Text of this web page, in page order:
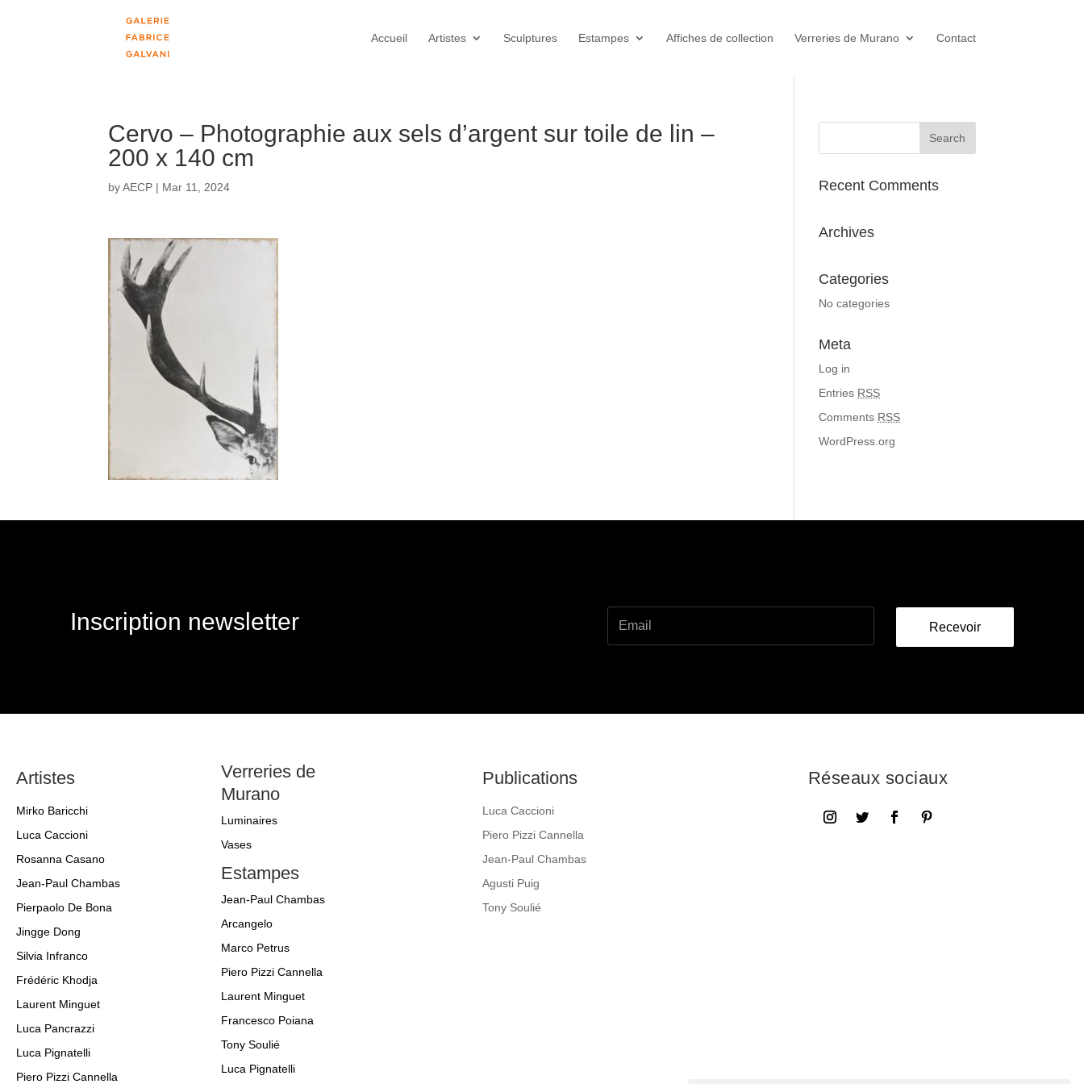
Accueil Artistes Sculptures Estampes Affiches de collection Verreries de Murano Contact
Cervo – Photographie aux sels d’argent sur toile de lin –
200 x 140 cm
byAECP | Mar 11, 2024 Recent Comments
Archives
Categories
No categories
Meta
Log in
Entries RSS
Comments RSS
WordPress.org
Inscription newsletter Recevoir
Artistes
Mirko Baricchi
Luca Caccioni
Rosanna Casano
Jean-Paul Chambas
Pierpaolo De Bona
Jingge Dong
Silvia Infranco
Frédéric Khodja
Laurent Minguet
Luca Pancrazzi
Luca Pignatelli
Piero Pizzi Cannella
Verreries de
Murano
Luminaires
Vases
Estampes
Jean-Paul Chambas
Arcangelo
Marco Petrus
Piero Pizzi Cannella
Laurent Minguet
Francesco Poiana
Tony Soulié
Luca Pignatelli
Publications
Luca Caccioni
Piero Pizzi Cannella
Jean-Paul Chambas
Agusti Puig
Tony Soulié
Réseaux sociaux